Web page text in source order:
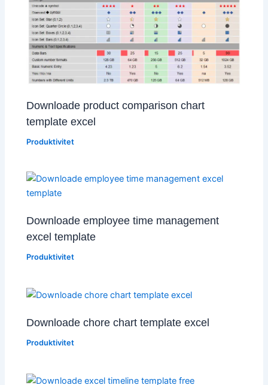
Downloade product comparison chart
template excel
Produktivitet
Downloade employee time management
excel template
Produktivitet
Downloade chore chart template excel
Produktivitet